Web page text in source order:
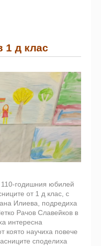
1 д клас
годишния юбилей
от 1 д клас, с
Илиева, подредиха
Рачов Славейков в
интересна
която научиха повече
споделиха